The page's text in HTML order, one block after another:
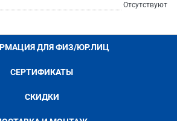
Отсутствуют
ДЛЯ ФИЗ/ЮР.ЛИЦ
СЕРТИФИКАТЫ
СКИДКИ